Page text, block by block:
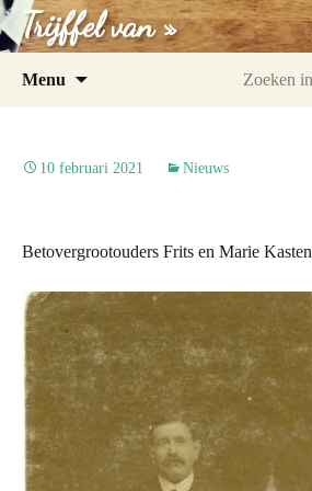
Trijffel van »
Menu
10 februari 2021 Nieuws
Betovergrootouders Frits en Marie Kasten